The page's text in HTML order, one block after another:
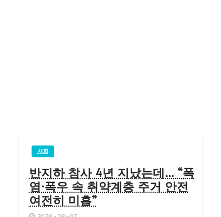
사회
반지하 참사 4년 지났는데… “폭
염·폭우 속 취약계층 주거 안전
여전히 미흡”